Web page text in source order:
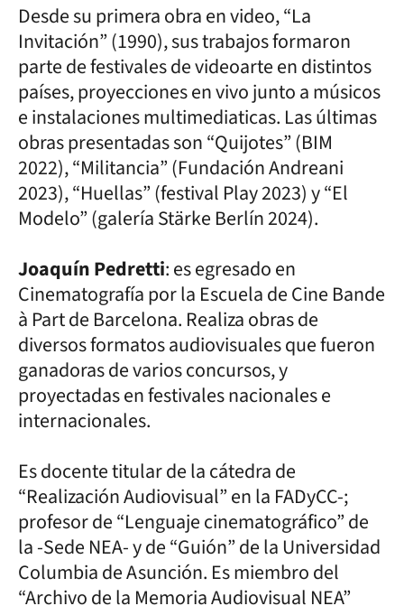
Desde su primera obra en video, “La
Invitación” (1990), sus trabajos formaron
parte de festivales de videoarte en distintos
países, proyecciones en vivo junto a músicos
e instalaciones multimediaticas. Las últimas
obras presentadas son “Quijotes” (BIM
2022), “Militancia” (Fundación Andreani
2023), “Huellas” (festival Play 2023) y “El
Modelo” (galería Stärke Berlín 2024).
Joaquín Pedretti: es egresado en
Cinematografía por la Escuela de Cine Bande
à Part de Barcelona. Realiza obras de
diversos formatos audiovisuales que fueron
ganadoras de varios concursos, y
proyectadas en festivales nacionales e
internacionales.
Es docente titular de la cátedra de
“Realización Audiovisual” en la FADyCC-;
profesor de “Lenguaje cinematográfico” de
la -Sede NEA- y de “Guión” de la Universidad
Columbia de Asunción. Es miembro del
“Archivo de la Memoria Audiovisual NEA”